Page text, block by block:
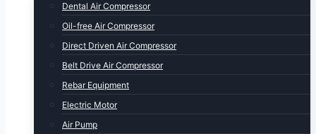
Dental Air Compressor
Oil-free Air Compressor
Direct Driven Air Compressor
Belt Drive Air Compressor
Rebar Equipment
Electric Motor
Air Pump